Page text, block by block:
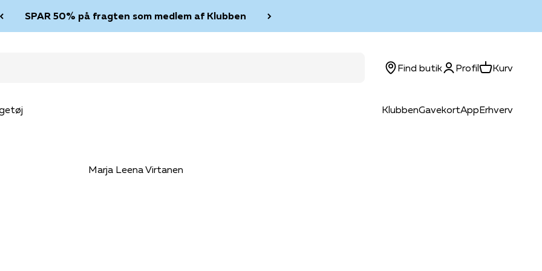
SPAR 50% på fragten som medlem af Klubben
KlubbenGavekortAppErhverv
Find butikLog ind
ProfilKurvKurv
Marja Leena Virtanen